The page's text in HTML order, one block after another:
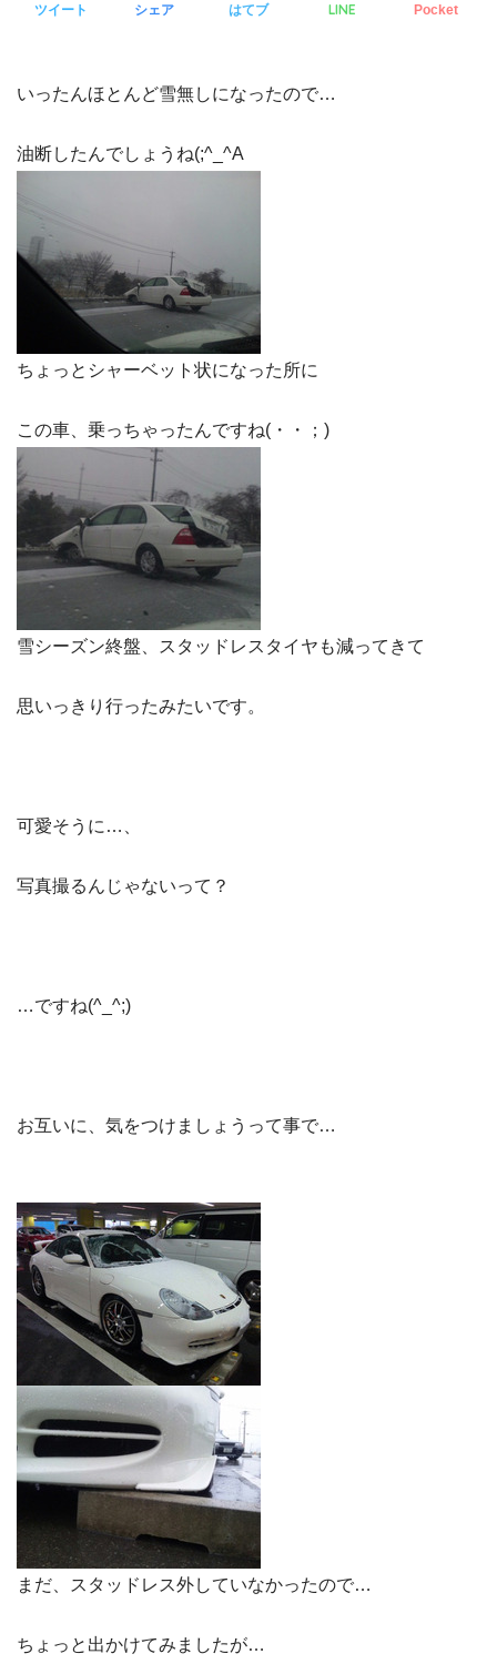
ツイート シェア はてブ LINE Pocket
いったんほとんど雪無しになったので…
油断したんでしょうね(;^_^A
ちょっとシャーベット状になった所に
この車、乗っちゃったんですね(・・；)
雪シーズン終盤、スタッドレスタイヤも減ってきて
思いっきり行ったみたいです。
可愛そうに…、
写真撮るんじゃないって？
…ですね(^_^;)
お互いに、気をつけましょうって事で…
まだ、スタッドレス外していなかったので…
ちょっと出かけてみましたが…